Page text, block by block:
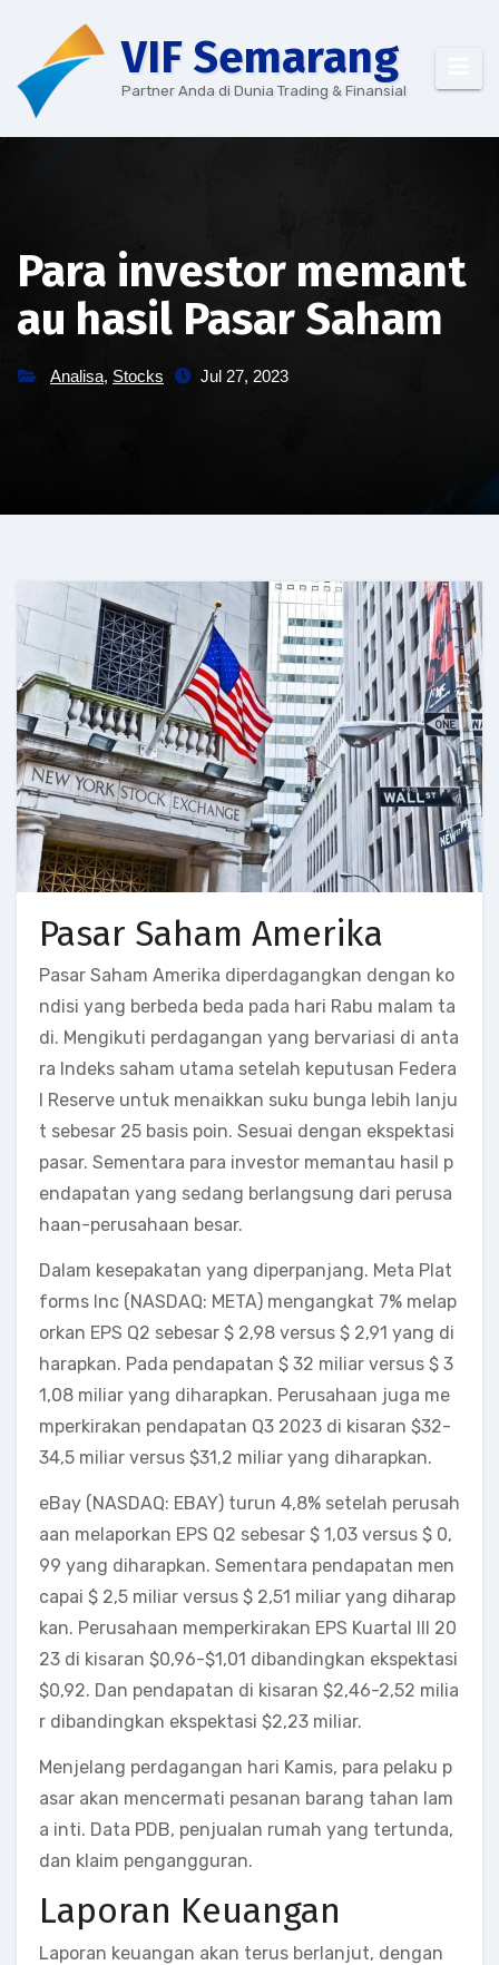
content
VIF Semarang
Partner Anda di Dunia Trading & Finansial
Para investor memant
au hasil Pasar Saham
Analisa, Stocks Jul 27, 2023
Pasar Saham Amerika
Pasar Saham Amerika diperdagangkan dengan ko
ndisi yang berbeda beda pada hari Rabu malam ta
di. Mengikuti perdagangan yang bervariasi di anta
ra Indeks saham utama setelah keputusan Federa
l Reserve untuk menaikkan suku bunga lebih lanju
t sebesar 25 basis poin. Sesuai dengan ekspektasi
pasar. Sementara para investor memantau hasil p
endapatan yang sedang berlangsung dari perusa
haan-perusahaan besar.
Dalam kesepakatan yang diperpanjang. Meta Plat
forms Inc (NASDAQ: META) mengangkat 7% melap
orkan EPS Q2 sebesar $ 2,98 versus $ 2,91 yang di
harapkan. Pada pendapatan $ 32 miliar versus $ 3
1,08 miliar yang diharapkan. Perusahaan juga me
mperkirakan pendapatan Q3 2023 di kisaran $32-
34,5 miliar versus $31,2 miliar yang diharapkan.
eBay (NASDAQ: EBAY) turun 4,8% setelah perusah
aan melaporkan EPS Q2 sebesar $ 1,03 versus $ 0,
99 yang diharapkan. Sementara pendapatan men
capai $ 2,5 miliar versus $ 2,51 miliar yang diharap
kan. Perusahaan memperkirakan EPS Kuartal III 20
23 di kisaran $0,96-$1,01 dibandingkan ekspektasi
$0,92. Dan pendapatan di kisaran $2,46-2,52 milia
r dibandingkan ekspektasi $2,23 miliar.
Menjelang perdagangan hari Kamis, para pelaku p
asar akan mencermati pesanan barang tahan lam
a inti. Data PDB, penjualan rumah yang tertunda,
dan klaim pengangguran.
Laporan Keuangan
Laporan keuangan akan terus berlanjut, dengan